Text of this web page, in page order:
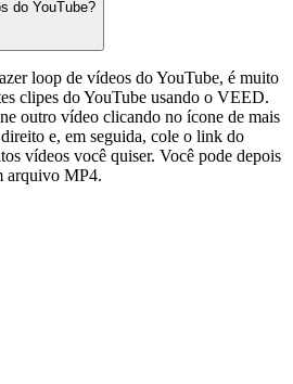
do YouTube?
loop de vídeos do YouTube, é muito
clipes do YouTube usando o VEED.
outro vídeo clicando no ícone de mais
e, em seguida, cole o link do
vídeos você quiser. Você pode depois
arquivo MP4.